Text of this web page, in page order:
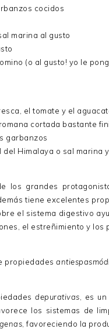
cocidos
marina al gusto
(o al gusto! yo le
el tomate y el
cortada bastante
garbanzos
del Himalaya o sal marina
los grandes
tiene excelentes
el sistema digestivo
el estreñimiento y los
propiedades
depurativas , es
los sistemas de
, favoreciendo la